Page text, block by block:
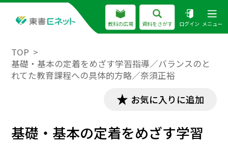
教科の広場 資料をさがす ログイン メニュー
TOP
基礎・基本の定着をめざす学習指導／バランスのと
れてた教育課程への具体的方略／奈須正裕
お気に入りに追加
基礎・基本の定着をめざす学習